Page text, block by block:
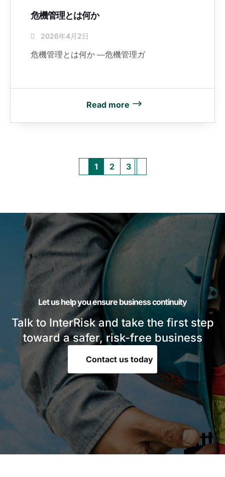
危機管理とは何か
2026年4月2日
危機管理とは何か ―危機管理ガ
Read more
1 2 3
Let us help you ensure business continuity
Talk to InterRisk and take the first step
toward a safer, risk-free business
Contact us today